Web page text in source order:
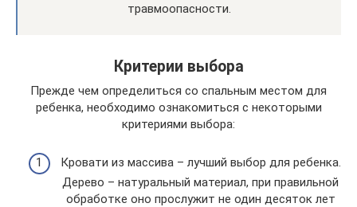
травмоопасности.
Критерии выбора
Прежде чем определиться со спальным местом для
ребенка, необходимо ознакомиться с некоторыми
критериями выбора:
Кровати из массива – лучший выбор для ребенка.
Дерево – натуральный материал, при правильной
обработке оно прослужит не один десяток лет